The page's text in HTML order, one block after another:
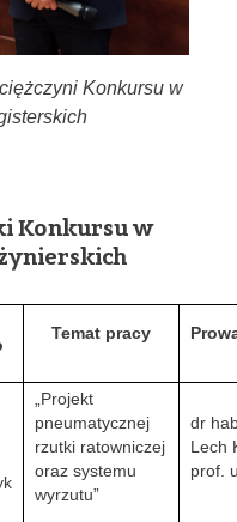
Konkursu w
Konkursu w
Temat pracy
„Projekt
pneumatycznej
rzutki ratowniczej
oraz systemu
wyrzutu”
dr
Lech
prof.